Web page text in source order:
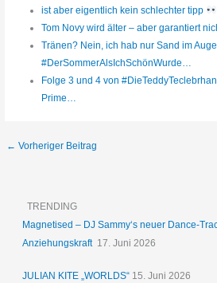
ist aber eigentlich kein schlechter tipp
Tom Novy wird älter – aber garantiert
Tränen? Nein, ich hab nur Sand im Auge
#DerSommerAlsIchSchönWurde…
Folge 3 und 4 von
Prime…
← Vorheriger Beitrag
TRENDING
Magnetised – DJ Sammy‘s neuer Dance-
Anziehungskraft 17. Juni 2026
JULIAN KITE „WORLDS“ 15. Juni 2026